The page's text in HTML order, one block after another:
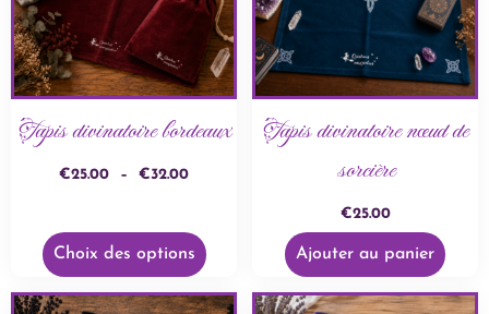
Tapis divinatoire bordeaux
€25.00 – €32.00
Choix des options
Tapis divinatoire nœud de
sorcière
€25.00
Ajouter au panier